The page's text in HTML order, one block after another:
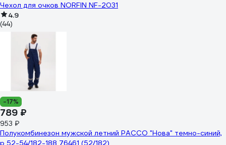
Чехол для очков NORFIN NF-2031
4.9
(44)
-17%
789 ₽
953 ₽
Полукомбинезон мужской летний РАССО "Нова" темно-синий,
р 52-54/182-188 76461 (52/182)